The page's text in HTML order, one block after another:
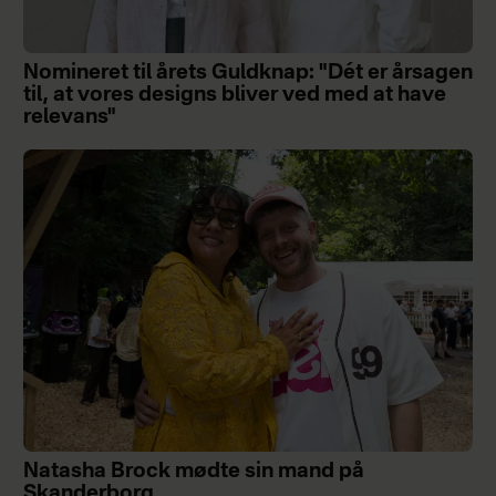
Nomineret til årets Guldknap: "Dét er årsagen
til, at vores designs bliver ved med at have
relevans"
Natasha Brock mødte sin mand på